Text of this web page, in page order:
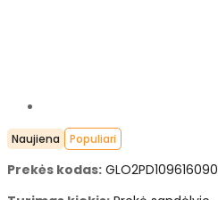
Naujiena Populiari
Prekės kodas: GLO2PD109616090